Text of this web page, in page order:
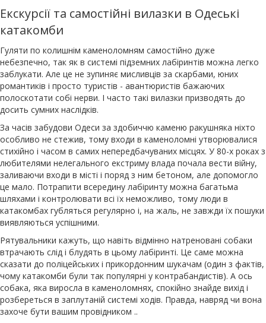
Екскурсії та самостійні вилазки в Одеські
катакомби
Гуляти по колишнім каменоломням самостійно дуже
небезпечно, так як в системі підземних лабіринтів можна легко
заблукати. Але це не зупиняє мисливців за скарбами, юних
романтиків і просто туристів - авантюристів бажаючих
полоскотати собі нерви. І часто такі вилазки призводять до
досить сумних наслідків.
За часів забудови Одеси за здобиччю каменю ракушняка ніхто
особливо не стежив, тому входи в каменоломні утворювалися
стихійно і часом в самих непередбачуваних місцях. У 80-х роках з
любителями нелегального екстриму влада почала вести війну,
заливаючи входи в місті і поряд з ним бетоном, але допомогло
це мало. Потрапити всередину лабіринту можна багатьма
шляхами і контролювати всі їх неможливо, тому люди в
катакомбах губляться регулярно і, на жаль, не завжди їх пошуки
виявляються успішними.
Рятувальники кажуть, що навіть відмінно натреновані собаки
втрачають слід і блудять в цьому лабіринті. Це саме можна
сказати до поліцейських і прикордонним шукачам (один з фактів,
чому катакомби були так популярні у контрабандистів). А ось
собака, яка виросла в каменоломнях, спокійно знайде вихід і
розбереться в заплутаній системі ходів. Правда, навряд чи вона
захоче бути вашим провідником ..